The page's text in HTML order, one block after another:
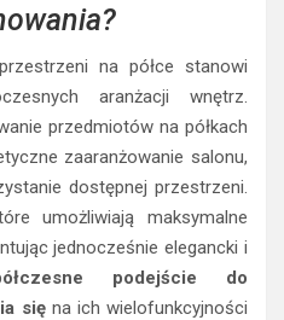
na półce stanowi
aranżacji wnętrz.
przedmiotów na półkach
zaaranżowanie salonu,
dostępnej przestrzeni.
umożliwiają maksymalne
jednocześnie elegancki i
podejście do
sięna ich wielofunkcyjności